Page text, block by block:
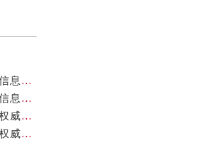
重庆帝舵官方售后服务中心｜最新热线和维修地址权威信息公示（2026年7月最新）
重庆帝舵官方售后服务中心｜官方热线及网点地址权威信息公示（2026年7月最新）
重庆帝舵官方售后服务中心｜官方电话及详细网点地址权威信息公示（2026年7月最新）
重庆帝舵官方售后服务中心｜最新官方地址和维修热线权威信息公示（2026年7月最新）